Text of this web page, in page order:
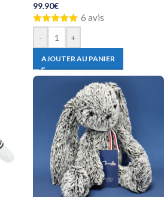
99.90€
6 avis
- +
AJOUTER AU PANIER